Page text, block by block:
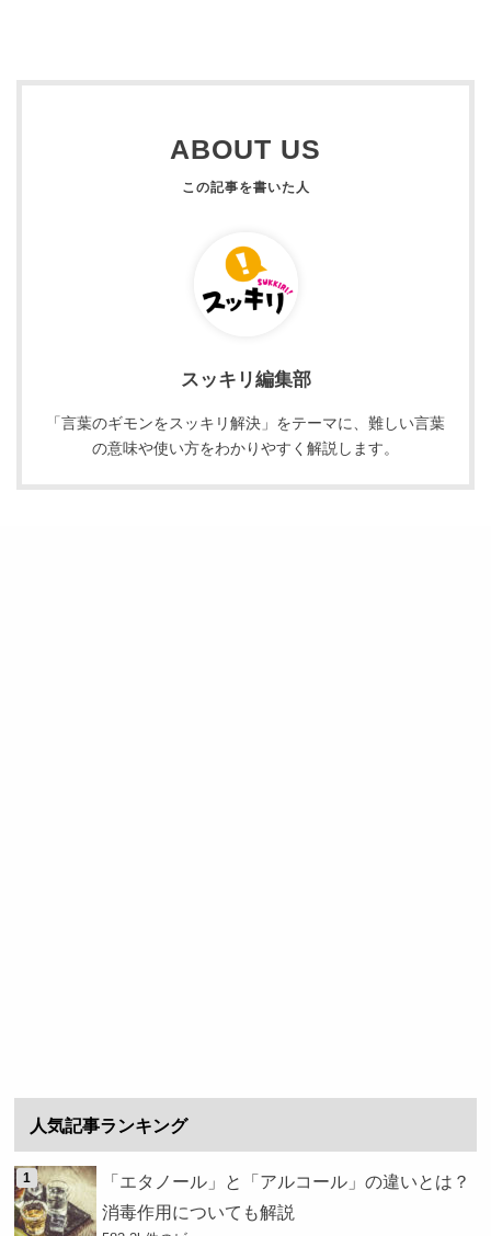
ABOUT US
スッキリ編集部
「言葉のギモンをスッキリ解決」をテーマに、難しい言葉
の意味や使い方をわかりやすく解説します。
人気記事ランキング
「エタノール」と「アルコール」の違いとは？
消毒作用についても解説